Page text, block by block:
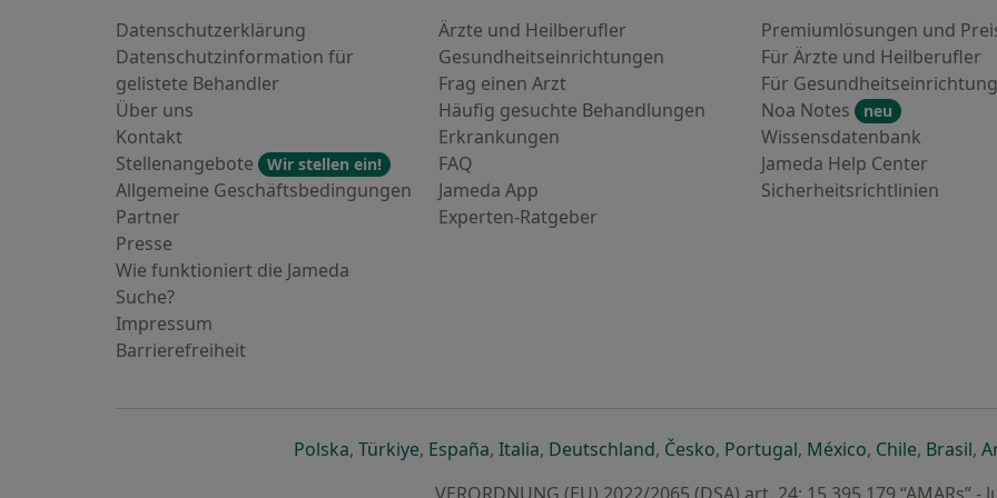
Datenschutzerklärung
Datenschutzinformation für
gelistete Behandler
Über uns
Kontakt
Stellenangebote
Wir stellen ein!
Allgemeine Geschäftsbedingungen
Partner
Presse
Wie funktioniert die Jameda
Suche?
Impressum
Barrierefreiheit
Ärzte und Heilberufler
Gesundheitseinrichtungen
Frag einen Arzt
Häufig gesuchte Behandlungen
Erkrankungen
FAQ
Jameda App
Experten-Ratgeber
Premiumlösungen und
Für Ärzte und Heilberufler
Für
Noa Notes
neu
Wissensdatenbank
Jameda Help Center
Sicherheitsrichtlinien
Polskaöffnet in einer neuen Registerkarte
, Türkiyeöffnet in einer neuen Registerkarte
, Españaöffnet in einer neuen Registerkarte
, Italiaöffnet in einer neuen Registerkarte
, Deutschlandöffnet in einer neuen Registerkarte
, Českoöffnet in einer neuen
, Portugalöffnet in einer neuen
, Méxicoöffnet in einer
, Chileöffnet in
, Brasil,